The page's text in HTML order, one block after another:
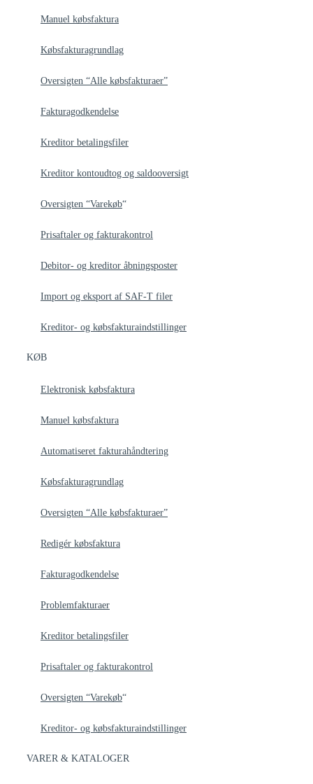
Manuel købsfaktura
Købsfakturagrundlag
Oversigten “Alle købsfakturaer”
Fakturagodkendelse
Kreditor betalingsfiler
Kreditor kontoudtog og saldooversigt
Oversigten “Varekøb“
Prisaftaler og fakturakontrol
Debitor- og kreditor åbningsposter
Import og eksport af SAF-T filer
Kreditor- og købsfakturaindstillinger
KØB
Elektronisk købsfaktura
Manuel købsfaktura
Automatiseret fakturahåndtering
Købsfakturagrundlag
Oversigten “Alle købsfakturaer”
Redigér købsfaktura
Fakturagodkendelse
Problemfakturaer
Kreditor betalingsfiler
Prisaftaler og fakturakontrol
Oversigten “Varekøb“
Kreditor- og købsfakturaindstillinger
VARER & KATALOGER